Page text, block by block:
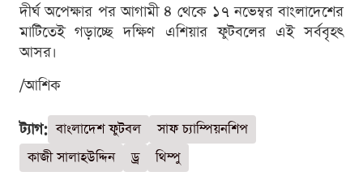
দীর্ঘ অপেক্ষার পর আগামী ৪ থেকে ১৭ নভেম্বর বাংলাদেশের
মাটিতেই গড়াচ্ছে দক্ষিণ এশিয়ার ফুটবলের এই সর্ববৃহৎ
আসর।
/আশিক
ট্যাগ: বাংলাদেশ ফুটবল
সাফ চ্যাম্পিয়নশিপ
কাজী সালাহউদ্দিন
ড্র থিম্পু